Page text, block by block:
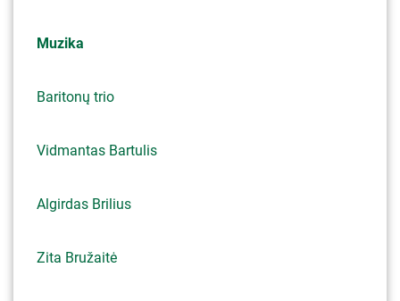
Muzika
Baritonų trio
Vidmantas Bartulis
Algirdas Brilius
Zita Bružaitė